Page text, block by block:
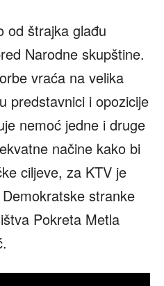
od štrajka glađu
Narodne skupštine.
vraća na velika
predstavnici i opozicije
nemoć jedne i druge
načine kako bi
ciljeve, za KTV je
stranke
Pokreta Metla